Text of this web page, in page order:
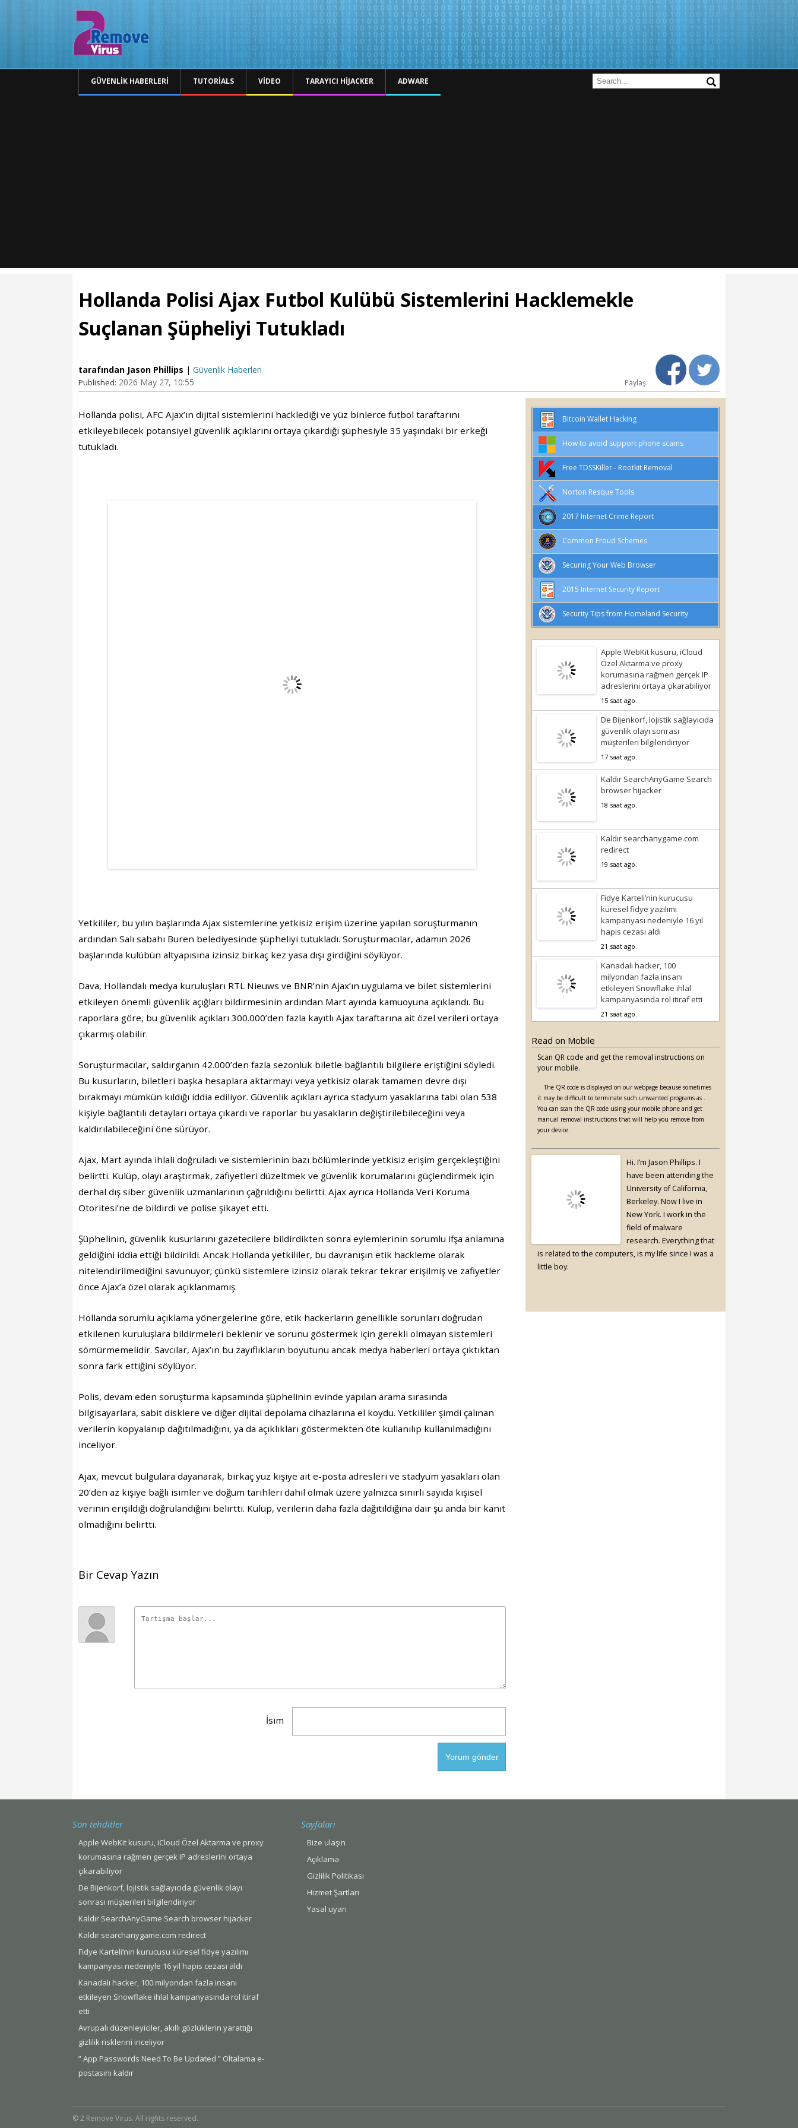
GÜVENLIK HABERLERI TUTORIALS VIDEO TARAYICI HIJACKER ADWARE
Hollanda Polisi Ajax Futbol Kulübü Sistemlerini Hacklemekle
Suçlanan Şüpheliyi Tutukladı
tarafından Jason Phillips | Güvenlik Haberleri
Published: 2026 May 27, 10:55 Paylaş:
Hollanda polisi, AFC Ajax’ın dijital sistemlerini hacklediği ve yüz binlerce futbol taraftarını
etkileyebilecek potansiyel güvenlik açıklarını ortaya çıkardığı şüphesiyle 35 yaşındaki bir erkeği
tutukladı.
Yetkililer, bu yılın başlarında Ajax sistemlerine yetkisiz erişim üzerine yapılan soruşturmanın
ardından Salı sabahı Buren belediyesinde şüpheliyi tutukladı. Soruşturmacılar, adamın 2026
başlarında kulübün altyapısına izinsiz birkaç kez yasa dışı girdiğini söylüyor.
Dava, Hollandalı medya kuruluşları RTL Nieuws ve BNR’nin Ajax’ın uygulama ve bilet sistemlerini
etkileyen önemli güvenlik açığları bildirmesinin ardından Mart ayında kamuoyuna açıklandı. Bu
raporlara göre, bu güvenlik açıkları 300.000’den fazla kayıtlı Ajax taraftarına ait özel verileri ortaya
çıkarmış olabilir.
Soruşturmacılar, saldırganın 42.000’den fazla sezonluk biletle bağlantılı bilgilere eriştiğini söyledi.
Bu kusurların, biletleri başka hesaplara aktarmayı veya yetkisiz olarak tamamen devre dışı
bırakmayı mümkün kıldığı iddia ediliyor. Güvenlik açıkları ayrıca stadyum yasaklarına tabi olan 538
kişiyle bağlantılı detayları ortaya çıkardı ve raporlar bu yasakların değiştirilebileceğini veya
kaldırılabileceğini öne sürüyor.
Ajax, Mart ayında ihlali doğruladı ve sistemlerinin bazı bölümlerinde yetkisiz erişim gerçekleştiğini
belirtti. Kulüp, olayı araştırmak, zafiyetleri düzeltmek ve güvenlik korumalarını güçlendirmek için
derhal dış siber güvenlik uzmanlarının çağrıldığını belirtti. Ajax ayrıca Hollanda Veri Koruma
Otoritesi’ne de bildirdi ve polise şikayet etti.
Şüphelinin, güvenlik kusurlarını gazetecilere bildirdikten sonra eylemlerinin sorumlu ifşa anlamına
geldiğini iddia ettiği bildirildi. Ancak Hollanda yetkililer, bu davranışın etik hackleme olarak
nitelendirilmediğini savunuyor; çünkü sistemlere izinsiz olarak tekrar tekrar erişilmiş ve zafiyetler
önce Ajax’a özel olarak açıklanmamış.
Hollanda sorumlu açıklama yönergelerine göre, etik hackerların genellikle sorunları doğrudan
etkilenen kuruluşlara bildirmeleri beklenir ve sorunu göstermek için gerekli olmayan sistemleri
sömürmemelidir. Savcılar, Ajax’ın bu zayıflıkların boyutunu ancak medya haberleri ortaya çıktıktan
sonra fark ettiğini söylüyor.
Polis, devam eden soruşturma kapsamında şüphelinin evinde yapılan arama sırasında
bilgisayarlara, sabit disklere ve diğer dijital depolama cihazlarına el koydu. Yetkililer şimdi çalınan
verilerin kopyalanıp dağıtılmadığını, ya da açıklıkları göstermekten öte kullanılıp kullanılmadığını
inceliyor.
Ajax, mevcut bulgulara dayanarak, birkaç yüz kişiye ait e-posta adresleri ve stadyum yasakları olan
20’den az kişiye bağlı isimler ve doğum tarihleri dahil olmak üzere yalnızca sınırlı sayıda kişisel
verinin erişildiği doğrulandığını belirtti. Kulüp, verilerin daha fazla dağıtıldığına dair şu anda bir kanıt
olmadığını belirtti.
Bir Cevap Yazın
İsim
Bitcoin Wallet Hacking
How to avoid support phone scams
Free TDSSKiller - Rootkit Removal
Norton Resque Tools
2017 Internet Crime Report
Common Froud Schemes
Securing Your Web Browser
2015 Internet Security Report
Security Tips from Homeland Security
Apple WebKit kusuru, iCloud
Özel Aktarma ve proxy
korumasına rağmen gerçek IP
adreslerini ortaya çıkarabiliyor
15 saat ago.
De Bijenkorf, lojistik sağlayıcıda
güvenlik olayı sonrası
müşterileri bilgilendiriyor
17 saat ago.
Kaldır SearchAnyGame Search
browser hijacker
18 saat ago.
Kaldır searchanygame.com
redirect
19 saat ago.
Fidye Karteli’nin kurucusu
küresel fidye yazılımı
kampanyası nedeniyle 16 yıl
hapis cezası aldı
21 saat ago.
Kanadalı hacker, 100
milyondan fazla insanı
etkileyen Snowflake ihlal
kampanyasında rol itiraf etti
21 saat ago.
Read on Mobile
Scan QR code and get the removal instructions on
your mobile.
The QR code is displayed on our webpage because sometimes
it may be difficult to terminate such unwanted programs as .
You can scan the QR code using your mobile phone and get
manual removal instructions that will help you remove from
your device.
Hi. I’m Jason Phillips. I
have been attending the
University of California,
Berkeley. Now I live in
New York. I work in the
field of malware
research. Everything that
is related to the computers, is my life since I was a
little boy.
Son tehditler
Apple WebKit kusuru, iCloud Özel Aktarma ve proxy
korumasına rağmen gerçek IP adreslerini ortaya
çıkarabiliyor
De Bijenkorf, lojistik sağlayıcıda güvenlik olayı
sonrası müşterileri bilgilendiriyor
Kaldır SearchAnyGame Search browser hijacker
Kaldır searchanygame.com redirect
Fidye Karteli’nin kurucusu küresel fidye yazılımı
kampanyası nedeniyle 16 yıl hapis cezası aldı
Kanadalı hacker, 100 milyondan fazla insanı
etkileyen Snowflake ihlal kampanyasında rol itiraf
etti
Avrupalı düzenleyiciler, akıllı gözlüklerin yarattığı
gizlilik risklerini inceliyor
” App Passwords Need To Be Updated ” Oltalama e-
postasını kaldır
Sayfaları
Bize ulaşın
Açıklama
Gizlilik Politikası
Hizmet Şartları
Yasal uyarı
© 2 Remove Virus. All rights reserved.